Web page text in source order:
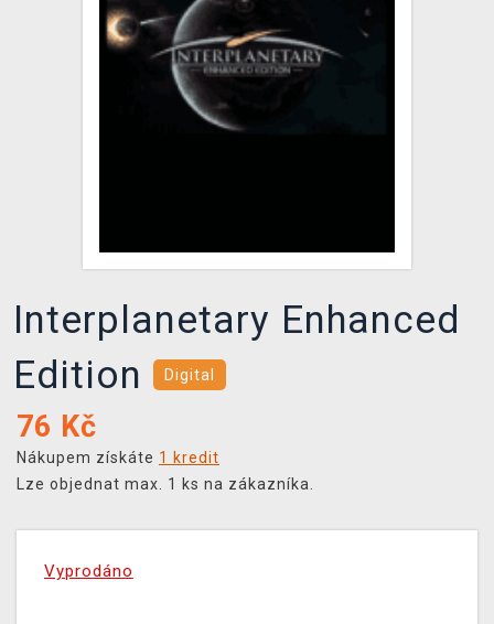
DOPRAVA
TCG & BOARDGAME HUB
Interplanetary Enhanced
Edition
Digital
76 Kč
Nákupem získáte 1 kredit
Lze objednat max. 1 ks na zákazníka.
Vyprodáno